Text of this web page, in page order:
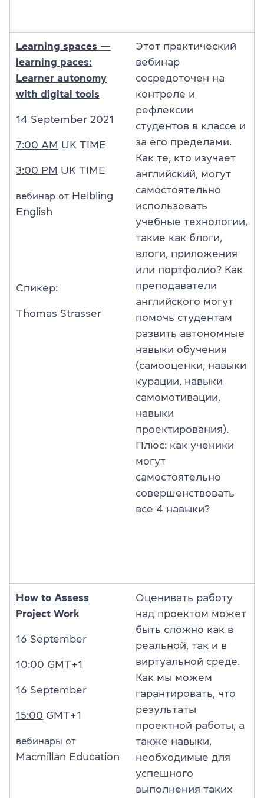
Learning spaces —
learning paces:
Learner autonomy
with digital tools
14 September 2021
7:00 AM UK TIME
3:00 PM UK TIME
вебинар от Helbling
English
Спикер:
Thomas Strasser
Этот практический
вебинар
сосредоточен на
контроле и
рефлексии
студентов в классе и
за его пределами.
Как те, кто изучает
английский, могут
самостоятельно
использовать
учебные технологии,
такие как блоги,
влоги, приложения
или портфолио? Как
преподаватели
английского могут
помочь студентам
развить автономные
навыки обучения
(самооценки, навыки
курации, навыки
самомотивации,
навыки
проектирования).
Плюс: как ученики
могут
самостоятельно
совершенствовать
все 4 навыки?
How to Assess
Project Work
16 September
10:00 GMT+1
16 September
15:00 GMT+1
вебинары от
Macmillan Education
Оценивать работу
над проектом может
быть сложно как в
реальной, так и в
виртуальной среде.
Как мы можем
гарантировать, что
результаты
проектной работы, а
также навыки,
необходимые для
успешного
выполнения таких